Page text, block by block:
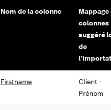
Nom de la colonne
Mappage
colonnes
suggéré
de
Firstname
Client -
Prénom